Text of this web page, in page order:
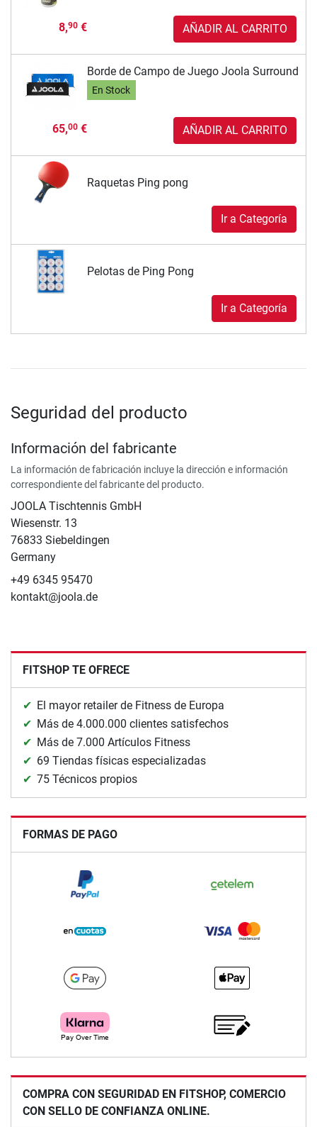
8,90€ AÑADIR AL CARRITO
Borde de Campo de Juego Joola Surround
En Stock
65,00€ AÑADIR AL CARRITO
Raquetas Ping pong
Ir a Categoría
Pelotas de Ping Pong
Ir a Categoría
Seguridad del producto
Información del fabricante
La información de fabricación incluye la dirección e información
correspondiente del fabricante del producto.
JOOLA Tischtennis GmbH
Wiesenstr. 13
76833 Siebeldingen
Germany
+49 6345 95470
kontakt@joola.de
FITSHOP TE OFRECE
El mayor retailer de Fitness de Europa
Más de 4.000.000 clientes satisfechos
Más de 7.000 Artículos Fitness
69 Tiendas físicas especializadas
75 Técnicos propios
FORMAS DE PAGO
COMPRA CON SEGURIDAD EN FITSHOP, COMERCIO
CON SELLO DE CONFIANZA ONLINE.